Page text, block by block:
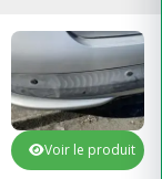
Voir le produit